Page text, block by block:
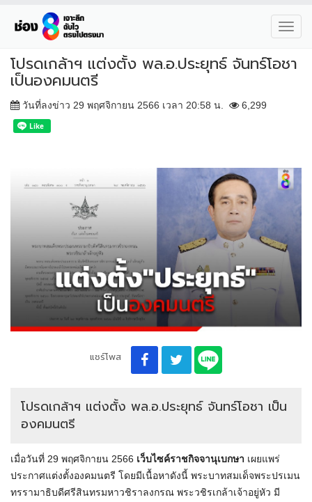
โปรดเกล้าฯ แต่งตั้ง พล.อ.ประยุทธ์ จันทร์โอชา
เป็นองคมนตรี
วันที่ลงข่าว 29 พฤศจิกายน 2566 เวลา 20:58 น. 6,299
แชร์โพส
โปรดเกล้าฯ แต่งตั้ง พล.อ.ประยุทธ์ จันทร์โอชา เป็น
องคมนตรี
เมื่อวันที่ 29 พฤศจิกายน 2566 เว็บไซค์ราชกิจจานุเบกษา เผยแพร่
ประกาศแต่งตั้งองคมนตรี โดยมีเนื้อหาดังนี้ พระบาทสมเด็จพระปรเมน
ทรรามาธิบดีศรีสินทรมหาวชิราลงกรณ พระวชิรเกล้าเจ้าอยู่หัว มี